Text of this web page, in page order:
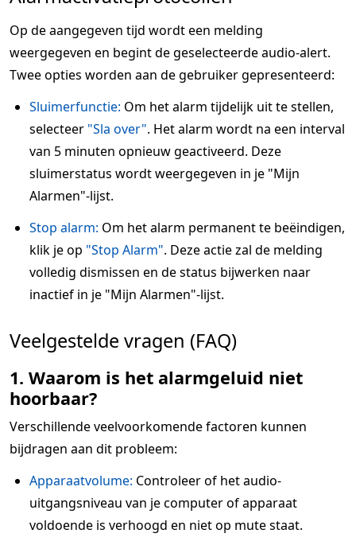
Op de aangegeven tijd wordt een melding
weergegeven en begint de geselecteerde audio-alert.
Twee opties worden aan de gebruiker gepresenteerd:
Sluimerfunctie: Om het alarm tijdelijk uit te stellen,
selecteer "Sla over". Het alarm wordt na een interval
van 5 minuten opnieuw geactiveerd. Deze
sluimerstatus wordt weergegeven in je "Mijn
Alarmen"-lijst.
Stop alarm: Om het alarm permanent te beëindigen,
klik je op "Stop Alarm". Deze actie zal de melding
volledig dismissen en de status bijwerken naar
inactief in je "Mijn Alarmen"-lijst.
Veelgestelde vragen (FAQ)
1. Waarom is het alarmgeluid niet
hoorbaar?
Verschillende veelvoorkomende factoren kunnen
bijdragen aan dit probleem:
Apparaatvolume: Controleer of het audio-
uitgangsniveau van je computer of apparaat
voldoende is verhoogd en niet op mute staat.